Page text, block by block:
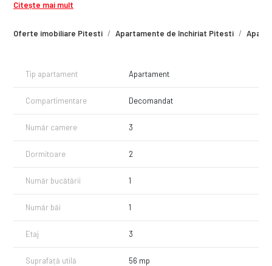
Oferte imobiliare Pitesti Apartamente de închiriat Pitesti
Citește mai mult
Tip apartament Apartament
Compartimentare Decomandat
Număr camere 3
Dormitoare 2
Număr bucătării 1
Număr băi 1
Etaj 3
Suprafață utilă 56 mp